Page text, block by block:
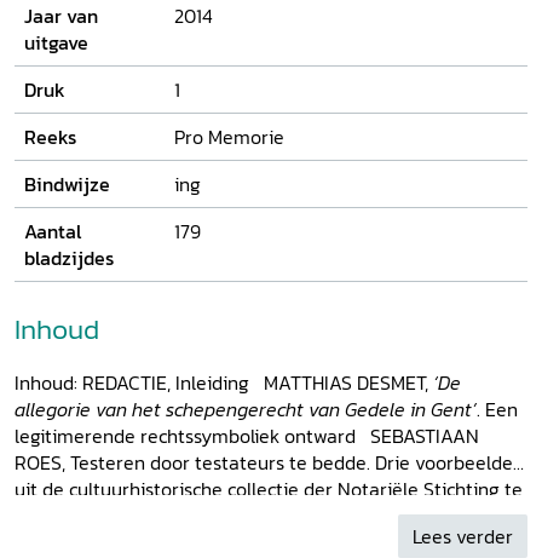
Jaar van
uitgave
2014
Druk
1
Reeks
Pro Memorie
Bindwijze
ing
Aantal
bladzijdes
179
Inhoud
Inhoud: REDACTIE, Inleiding MATTHIAS DESMET, ‘De
allegorie van het schepengerecht van Gedele in Gent’. Een
legitimerende rechtssymboliek ontward SEBASTIAAN
ROES, Testeren door testateurs te bedde. Drie voorbeelden
uit de cultuurhistorische collectie der Notariële Stichting te
Amsterdam CLEMENS HOGESTIJN, De decoratie van het
stadhuis van Deventer FREDERIK DHONDT, Kardinaal
Lees verder